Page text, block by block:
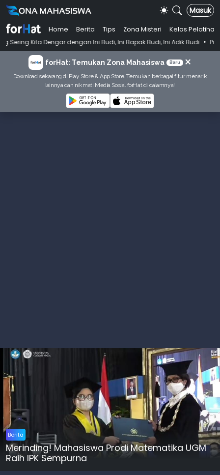
Masuk
Home Berita Tips Zona Misteri
Kelas Pelatihan
Dengar dengan Ini Budi, Ini Bapak Budi, Ini Adik Budi • Punya Tujuan
forHat: Temukan Zona Mahasiswa Baru ×
Download sekarang di Play Store & App Store. Temukan berbagai fitur menarik
lainnya dan nikmati Media Sosial forHat di dalamnya!
Berita
Merinding! Mahasiswa Prodi Matematika UGM
Raih IPK Sempurna